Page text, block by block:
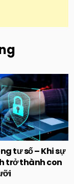
tư số – Khi sự
trở thành con